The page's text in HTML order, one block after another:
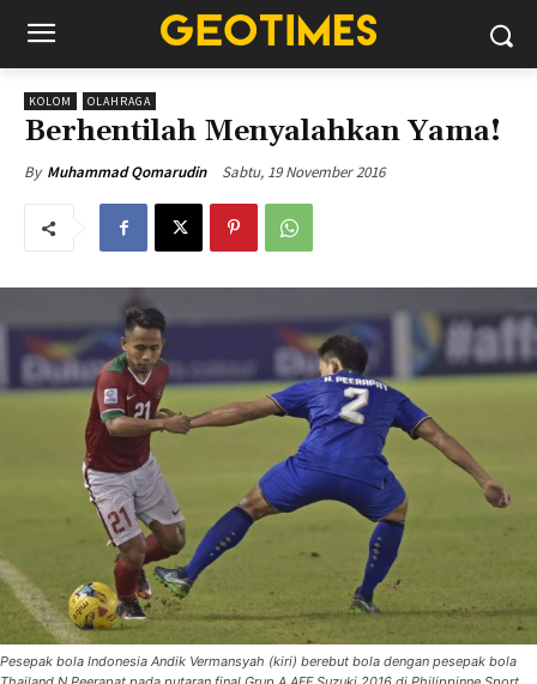
KOLOM OLAHRAGA
Berhentilah Menyalahkan Yama!
By Muhammad Qomarudin Sabtu, 19 November 2016
Pesepak bola Indonesia Andik Vermansyah (kiri) berebut bola dengan pesepak bola